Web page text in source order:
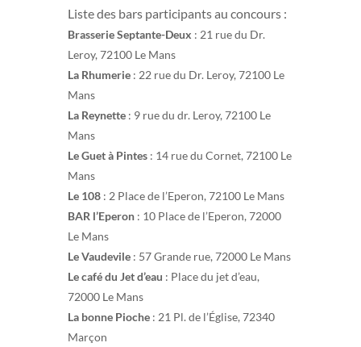
Liste des bars participants au concours :
Brasserie Septante-Deux : 21 rue du Dr.
Leroy, 72100 Le Mans
La Rhumerie : 22 rue du Dr. Leroy, 72100 Le
Mans
La Reynette : 9 rue du dr. Leroy, 72100 Le
Mans
Le Guet à Pintes : 14 rue du Cornet, 72100 Le
Mans
Le 108 : 2 Place de l’Eperon, 72100 Le Mans
BAR l’Eperon : 10 Place de l’Eperon, 72000
Le Mans
Le Vaudevile : 57 Grande rue, 72000 Le Mans
Le café du Jet d’eau : Place du jet d’eau,
72000 Le Mans
La bonne Pioche : 21 Pl. de l’Église, 72340
Marçon